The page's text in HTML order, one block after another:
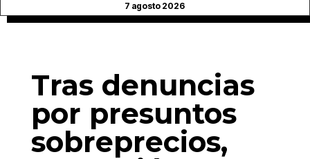
7 agosto 2026
Tras denuncias
por presuntos
sobreprecios,